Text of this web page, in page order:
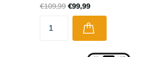
€109,99 €99,99